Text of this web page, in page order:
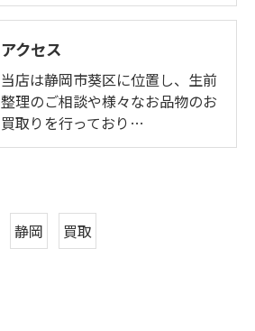
アクセス
当店は静岡市葵区に位置し、生前
整理のご相談や様々なお品物のお
買取りを行っており…
静岡 買取